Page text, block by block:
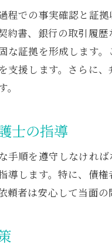
法
再
弁
程での事実確認と証
約書、銀行の取引履
な証拠を形成します
支援します。さらに
士の指導
手順を遵守しなけれ
導します。特に、債
頼者は安心して当面